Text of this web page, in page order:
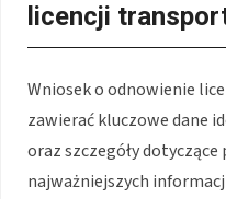
licencji
Wniosek o odnowienie
zawierać kluczowe dane
oraz szczegóły
najważniejszych